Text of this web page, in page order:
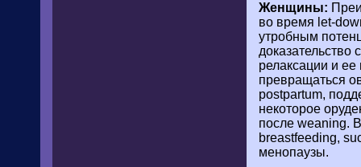
Женщины:
во время let-
утробным
доказательство
релаксации и
превращаться
postpartum,
некоторое
после weaning.
breastfeeding,
менопаузы.